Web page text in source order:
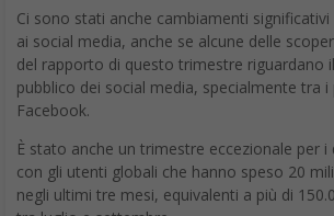
Ci sono stati anche cambiamenti
ai social media, anche se alcune delle
del rapporto di questo trimestre riguardano
pubblico dei social media, specialmente tra
Facebook.
È stato anche un trimestre eccezionale per i
con gli utenti globali che hanno speso 20
negli ultimi tre mesi, equivalenti a più di